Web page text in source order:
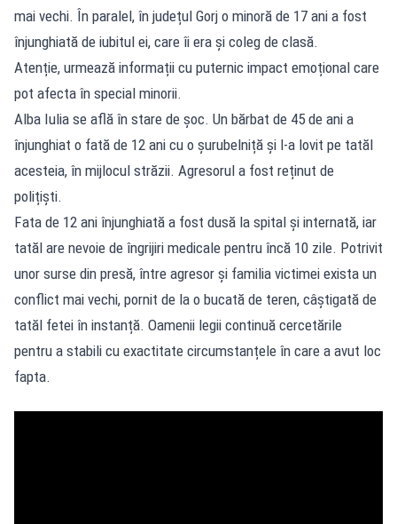
mai vechi. În paralel, în județul Gorj o minoră de 17 ani a fost
înjunghiată de iubitul ei, care îi era și coleg de clasă.
Atenție, urmează informații cu puternic impact emoțional care
pot afecta în special minorii.
Alba Iulia se află în stare de șoc. Un bărbat de 45 de ani a
înjunghiat o fată de 12 ani cu o șurubelniță și l-a lovit pe tatăl
acesteia, în mijlocul străzii. Agresorul a fost reținut de
polițiști.
Fata de 12 ani înjunghiată a fost dusă la spital și internată, iar
tatăl are nevoie de îngrijiri medicale pentru încă 10 zile. Potrivit
unor surse din presă, între agresor și familia victimei exista un
conflict mai vechi, pornit de la o bucată de teren, câștigată de
tatăl fetei în instanță. Oamenii legii continuă cercetările
pentru a stabili cu exactitate circumstanțele în care a avut loc
fapta.